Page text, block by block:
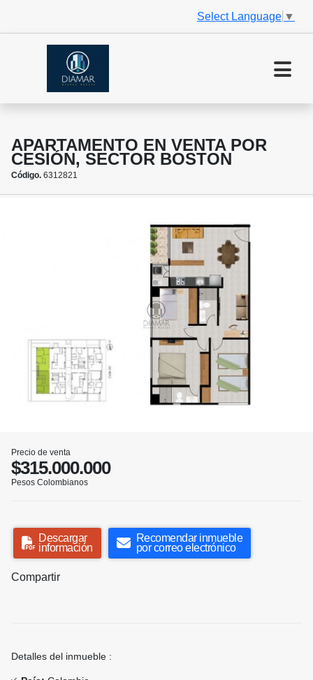
Select Language ▼
APARTAMENTO EN VENTA POR
CESIÓN, SECTOR BOSTON
Código. 6312821
Precio de venta
$315.000.000
Pesos Colombianos
Descargar
información
Recomendar inmueble
por correo electrónico
Compartir
Detalles del inmueble :